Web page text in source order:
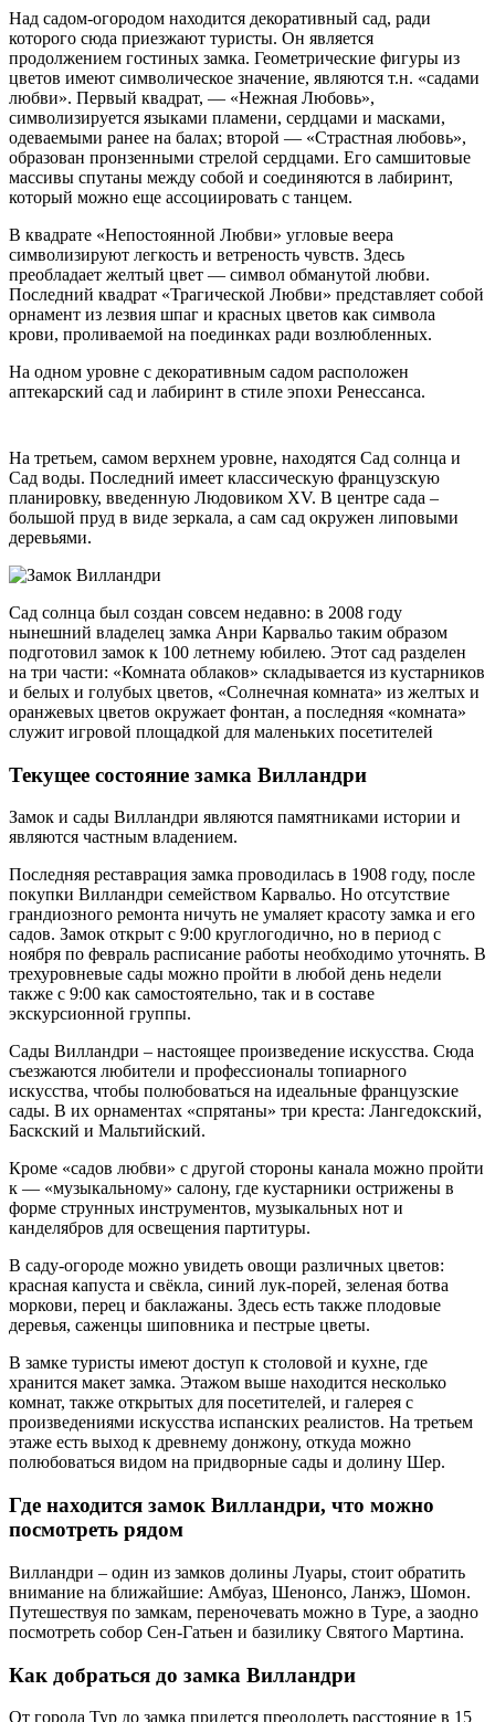
Над садом-огородом находится декоративный сад, ради
которого сюда приезжают туристы. Он является
продолжением гостиных замка. Геометрические фигуры из
цветов имеют символическое значение, являются т.н. «садами
любви». Первый квадрат, — «Нежная Любовь»,
символизируется языками пламени, сердцами и масками,
одеваемыми ранее на балах; второй — «Страстная любовь»,
образован пронзенными стрелой сердцами. Его самшитовые
массивы спутаны между собой и соединяются в лабиринт,
который можно еще ассоциировать с танцем.
В квадрате «Непостоянной Любви» угловые веера
символизируют легкость и ветреность чувств. Здесь
преобладает желтый цвет — символ обманутой любви.
Последний квадрат «Трагической Любви» представляет собой
орнамент из лезвия шпаг и красных цветов как символа
крови, проливаемой на поединках ради возлюбленных.
На одном уровне с декоративным садом расположен
аптекарский сад и лабиринт в стиле эпохи Ренессанса.
На третьем, самом верхнем уровне, находятся Сад солнца и
Сад воды. Последний имеет классическую французскую
планировку, введенную Людовиком XV. В центре сада –
большой пруд в виде зеркала, а сам сад окружен липовыми
деревьями.
Сад солнца был создан совсем недавно: в 2008 году
нынешний владелец замка Анри Карвальо таким образом
подготовил замок к 100 летнему юбилею. Этот сад разделен
на три части: «Комната облаков» складывается из кустарников
и белых и голубых цветов, «Солнечная комната» из желтых и
оранжевых цветов окружает фонтан, а последняя «комната»
служит игровой площадкой для маленьких посетителей
Текущее состояние замка Вилландри
Замок и сады Вилландри являются памятниками истории и
являются частным владением.
Последняя реставрация замка проводилась в 1908 году, после
покупки Вилландри семейством Карвальо. Но отсутствие
грандиозного ремонта ничуть не умаляет красоту замка и его
садов. Замок открыт с 9:00 круглогодично, но в период с
ноября по февраль расписание работы необходимо уточнять. В
трехуровневые сады можно пройти в любой день недели
также с 9:00 как самостоятельно, так и в составе
экскурсионной группы.
Сады Вилландри – настоящее произведение искусства. Сюда
съезжаются любители и профессионалы топиарного
искусства, чтобы полюбоваться на идеальные французские
сады. В их орнаментах «спрятаны» три креста: Лангедокский,
Баскский и Мальтийский.
Кроме «садов любви» с другой стороны канала можно пройти
к — «музыкальному» салону, где кустарники острижены в
форме струнных инструментов, музыкальных нот и
канделябров для освещения партитуры.
В саду-огороде можно увидеть овощи различных цветов:
красная капуста и свёкла, синий лук-порей, зеленая ботва
моркови, перец и баклажаны. Здесь есть также плодовые
деревья, саженцы шиповника и пестрые цветы.
В замке туристы имеют доступ к столовой и кухне, где
хранится макет замка. Этажом выше находится несколько
комнат, также открытых для посетителей, и галерея с
произведениями искусства испанских реалистов. На третьем
этаже есть выход к древнему донжону, откуда можно
полюбоваться видом на придворные сады и долину Шер.
Где находится замок Вилландри, что можно
посмотреть рядом
Вилландри – один из замков долины Луары, стоит обратить
внимание на ближайшие: Амбуаз, Шенонсо, Ланжэ, Шомон.
Путешествуя по замкам, переночевать можно в Туре, а заодно
посмотреть собор Сен-Гатьен и базилику Святого Мартина.
Как добраться до замка Вилландри
От города Тур до замка придется преодолеть расстояние в 15